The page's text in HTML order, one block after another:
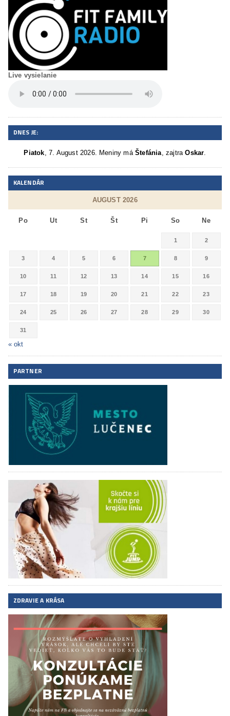
Live vysielanie
DNES JE:
Piatok, 7. August 2026. Meniny máŠtefánia, zajtraOskar.
KALENDÁR
AUGUST 2026
Po Ut St Št Pi So Ne
1 2
3 4 5 6 7 8 9
10 11 12 13 14 15 16
17 18 19 20 21 22 23
24 25 26 27 28 29 30
31
« okt
PARTNER
ZDRAVIE A KRÁSA